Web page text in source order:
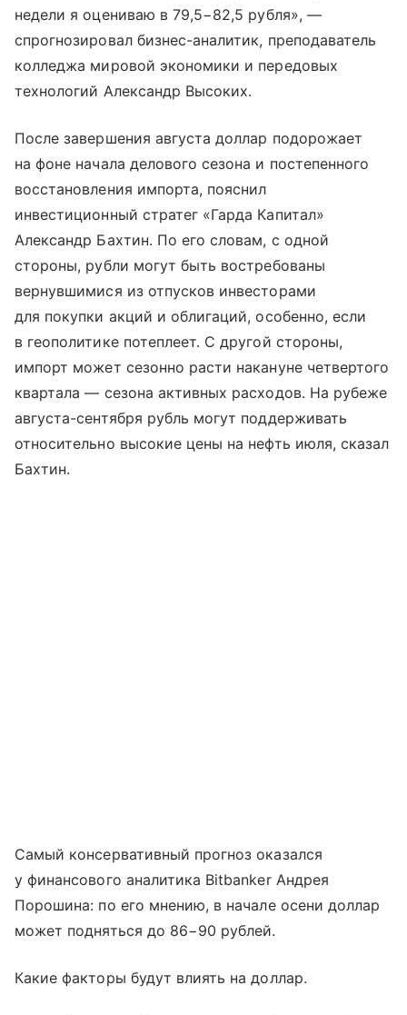
недели я оцениваю в 79,5−82,5 рубля», —
спрогнозировал бизнес-аналитик, преподаватель
колледжа мировой экономики и передовых
технологий Александр Высоких.
После завершения августа доллар подорожает
на фоне начала делового сезона и постепенного
восстановления импорта, пояснил
инвестиционный стратег «Гарда Капитал»
Александр Бахтин. По его словам, с одной
стороны, рубли могут быть востребованы
вернувшимися из отпусков инвесторами
для покупки акций и облигаций, особенно, если
в геополитике потеплеет. С другой стороны,
импорт может сезонно расти накануне четвертого
квартала — сезона активных расходов. На рубеже
августа-сентября рубль могут поддерживать
относительно высокие цены на нефть июля, сказал
Бахтин.
Самый консервативный прогноз оказался
у финансового аналитика Bitbanker Андрея
Порошина: по его мнению, в начале осени доллар
может подняться до 86−90 рублей.
Какие факторы будут влиять на доллар.